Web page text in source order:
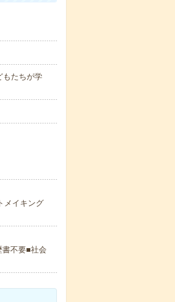
もたちが学
メイキング
不要■社会